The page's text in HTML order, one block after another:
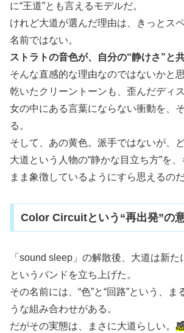
に“王道”とも言えるモデルだ。
けれど大道が選んだ理由は、きっとス
名前ではない。
ストラトの音色が、自分の“静けさ”と
そんな直感的な理由なのではないかと思
乾いたクリーントーンも、歪んだディ
女の中にある言葉にならない衝動を、
る。
そして、あの黄色。派手ではないが、
大道という人物の“静かな目立ち方”を
まま象徴しているようにすら思えるのだ
Color Circuitという“再出発”の
「sound sleep」の解散後、大道は新た
というバンドを立ち上げた。
その名前には、“色”と“回路”という、ま
うな組み合わせがある。
だがその実態は、まさに大道らしい。